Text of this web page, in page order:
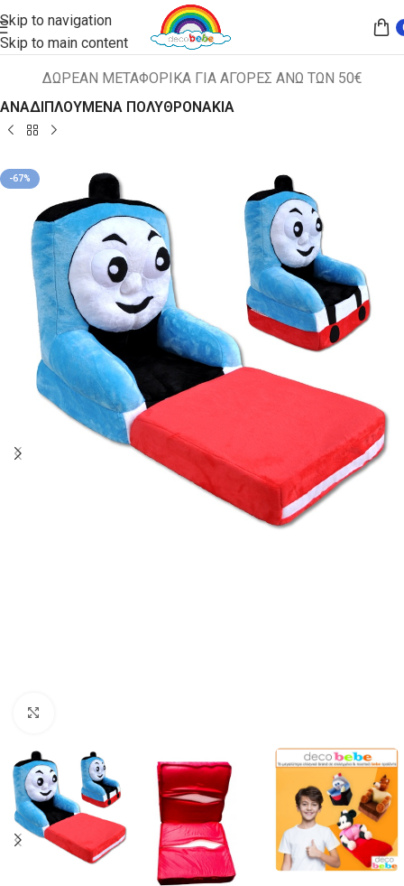
Skip to navigation
Skip to main content
ΔΩΡΕΑΝ ΜΕΤΑΦΟΡΙΚΑ ΓΙΑ ΑΓΟΡΕΣ ΑΝΩ ΤΩΝ 50€
Αρχική σελίδα ΠΑΙΔΙΚΑ ΚΑΘΙΣΜΑΤΑ
ΑΝΑΔΙΠΛΟΥΜΕΝΑ ΠΟΛΥΘΡΟΝΑΚΙΑ
-67%